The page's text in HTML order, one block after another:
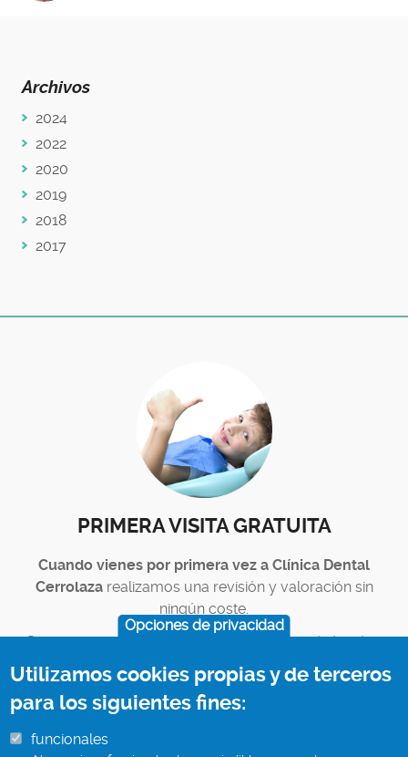
Archivos
2024
2022
2020
2019
2018
2017
PRIMERA VISITA GRATUITA
Cuando vienes por primera vez a Clínica Dental
Cerrolazarealizamos una revisión y valoración sin
ningún coste.
Con nuestro diagnóstico y presupuesto, tú decides.
Opciones de privacidad
Utilizamos cookies propias y de terceros
para los siguientes fines:
funcionales